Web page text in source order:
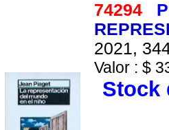
74294
2021,
Valor : $
Stock